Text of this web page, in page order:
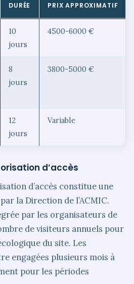
DURÉE PRIX APPROXIMATIF
10
jours
4500-6000 €
8
jours
3800-5000 €
12
jours
Variable
d’accès
d’accès constitue une
la Direction de l’ACMIC.
par les organisateurs de
de visiteurs annuels pour
du site. Les
engagées plusieurs mois à
pour les périodes